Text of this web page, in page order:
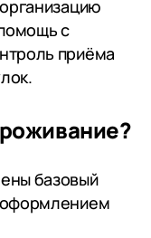
близких то
сюда. Цена/
идеальный
ведь
Гармонии
герои и
с
приёма
базовый
оформлением